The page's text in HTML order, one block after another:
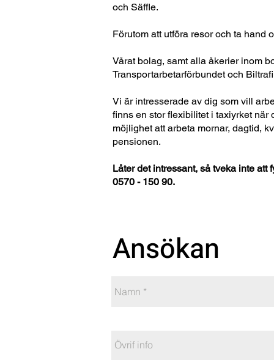
och Säffle.
Förutom att utföra resor och ta hand
Vårat bolag, samt alla åkerier inom
Transportarbetarförbundet och
Vi är intresserade av dig som vill
finns en stor flexibilitet i taxiyrket när
möjlighet att arbeta mornar, dagtid,
pensionen.
Låter det intressant, så tveka inte
0570 - 150 90.
Ansökan